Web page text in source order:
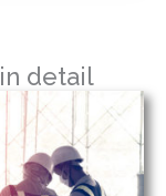
detail